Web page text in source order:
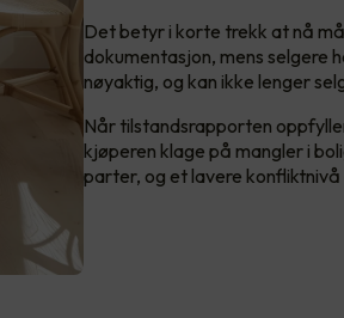
Det betyr i korte trekk at nå
dokumentasjon, mens selgere
nøyaktig, og kan ikke lenger
Når tilstandsrapporten
kjøperen klage på mangler i
parter, og et lavere